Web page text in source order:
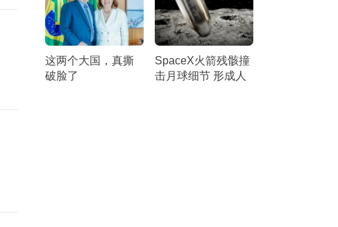
这两个大国，真撕
破脸了
SpaceX火箭残骸撞
击月球细节 形成人